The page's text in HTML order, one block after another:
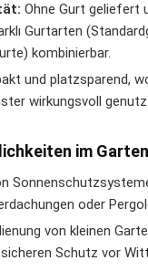
Ohne Gurt geliefert
Gurtarten
kombinierbar.
und platzsparend,
wirkungsvoll
im Garten
oder
von kleinen
Schutz vor